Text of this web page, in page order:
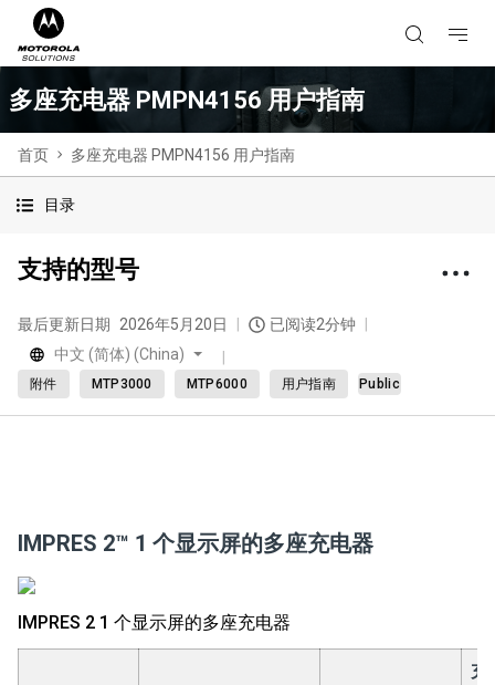
多座充电器 PMPN4156 用户指南
首页 多座充电器 PMPN4156 用户指南
目录
支持的型号
最后更新日期 2026年5月20日
已阅读2分钟
中文 (简体) (China)
附件 MTP3000 MTP6000 用户指南 Public
IMPRES 2™ 1 个显示屏的多座充电器
IMPRES 2 1 个显示屏的多座充电器
充